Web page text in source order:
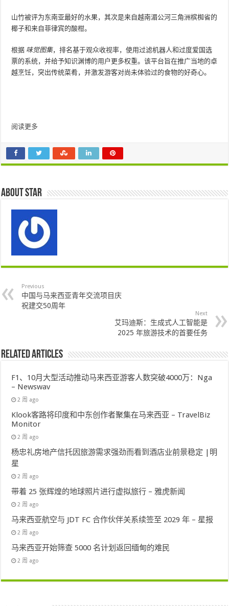
山竹被评为东南亚最好的水果，其次是来自越南湄公河三角洲槟椥省的
椰子和来自菲律宾的酸柑。
根据 味觉图集，排名基于观众收视率，使用过滤机器人和过度爱国选
票的系统，并给予知识渊博的用户更多权重。该平台旨在推广当地的卓
越烹饪，突出传统菜肴，并激发游客对尚未体验过的食物的好奇心。
阅读更多
About star
Previous
中国与马来西亚青年交流项目庆
祝建交50周年
Next
艾玛迪斯：生成式人工智能是
2025 年旅游技术的首要任务
Related Articles
F1、10月大型活动推动马来西亚游客人数突破4000万：Nga
– Newswav
2 周 ago
Klook客路将印度和中东创作者聚集在马来西亚 – TravelBiz
Monitor
2 周 ago
杨忠礼房地产信托因旅游需求强劲而看到酒店业前景稳定 |明
星
2 周 ago
带着 25 张辉煌的地球照片进行虚拟旅行 – 雅虎新闻
2 周 ago
马来西亚航空与 JDT FC 合作伙伴关系续签至 2029 年 – 星报
2 周 ago
马来西亚开始筛查 5000 名计划返回缅甸的难民
2 周 ago